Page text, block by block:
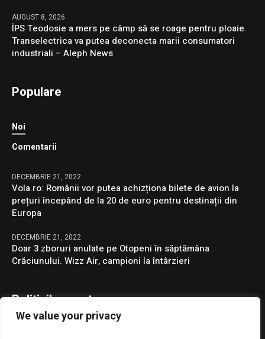
We value your privacy
AUGUST 8, 2026
ÎPS Teodosie a mers pe câmp să se roage pentru ploaie.
Transelectrica va putea deconecta marii consumatori
industriali – Aleph News
Populare
Noi
Comentarii
DECEMBRIE 21, 2022
Vola.ro: Românii vor putea achizționa bilete de avion la
prețuri începând de la 20 de euro pentru destinații din
Europa
DECEMBRIE 21, 2022
Doar 3 zboruri anulate pe Otopeni în săptămâna
Crăciunului. Wizz Air, campioni la întârzieri
Politicile noastre